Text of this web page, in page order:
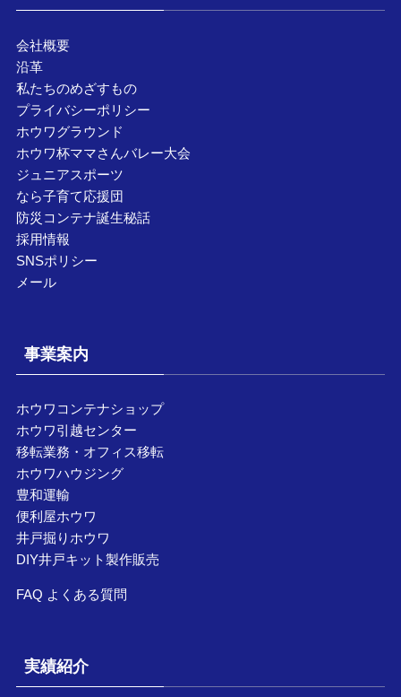
会社概要
沿革
私たちのめざすもの
プライバシーポリシー
ホウワグラウンド
ホウワ杯ママさんバレー大会
ジュニアスポーツ
なら子育て応援団
防災コンテナ誕生秘話
採用情報
SNSポリシー
メール
事業案内
ホウワコンテナショップ
ホウワ引越センター
移転業務・オフィス移転
ホウワハウジング
豊和運輸
便利屋ホウワ
井戸掘りホウワ
DIY井戸キット製作販売
FAQ よくある質問
実績紹介